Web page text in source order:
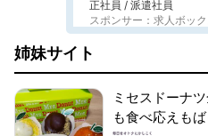
正社員 / 派遣社員
スポンサー：求人ボッ
姉妹サイト
ミセスドーナ
も食べ応えもば